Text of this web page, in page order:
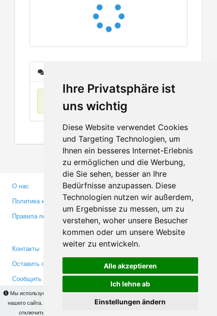
Ihre Privatsphäre ist
uns wichtig
Diese Website verwendet Cookies
und Targeting Technologien, um
Ihnen ein besseres Internet-Erlebnis
zu ermöglichen und die Werbung,
die Sie sehen, besser an Ihre
Bedürfnisse anzupassen. Diese
Technologien nutzen wir außerdem,
um Ergebnisse zu messen, um zu
verstehen, woher unsere Besucher
kommen oder um unsere Website
weiter zu entwickeln.
Alle akzeptieren
Ich lehne ab
Einstellungen ändern
Мы используем cookies для того, чтобы Вы могли использовать весь функционал
нашего сайта. На
Вы сможете узнать подробности и, при желании,
отключить использование cookies. Продолжая пользоваться сайтом, Вы
О нас
Политика конфиденциальности
Правила пользования
Партнерам
Инвесторам
Медиа
Контакты
Оставить отзыв
Сообщить об ошибке
Facebook
Twitter
YouTube
Google+